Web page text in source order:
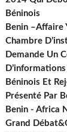
Béninois
Benin –Affaire
Chambre
Demande Un
Béninois Et
Présenté Par
Benin - Africa
Grand